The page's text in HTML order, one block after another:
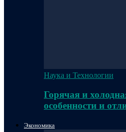
Наука и Технологии
Горячая и
особенности и
Экономика